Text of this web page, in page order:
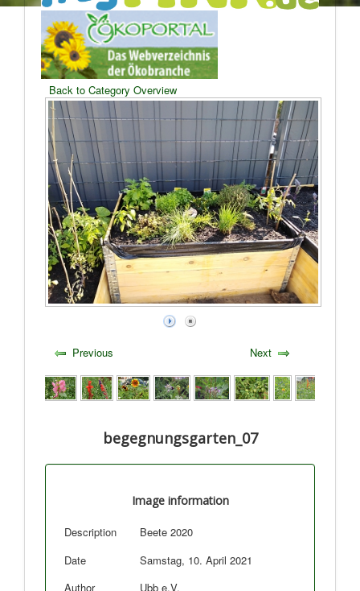
Back to Category Overview
Previous Next
begegnungsgarten_07
Image information
Description
Beete 2020
Date
Samstag, 10. April 2021
Author
Ubb e.V.